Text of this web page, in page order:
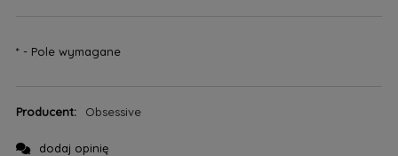
*- Pole wymagane
Producent: Obsessive
dodaj opinię